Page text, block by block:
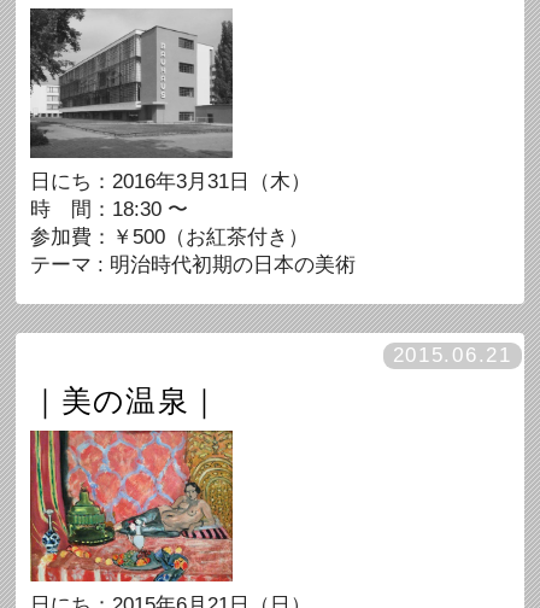
日にち：2016年3月31日（木）
時 間：18:30 〜
参加費：￥500（お紅茶付き）
テーマ : 明治時代初期の日本の美術
2015.06.21
｜美の温泉｜